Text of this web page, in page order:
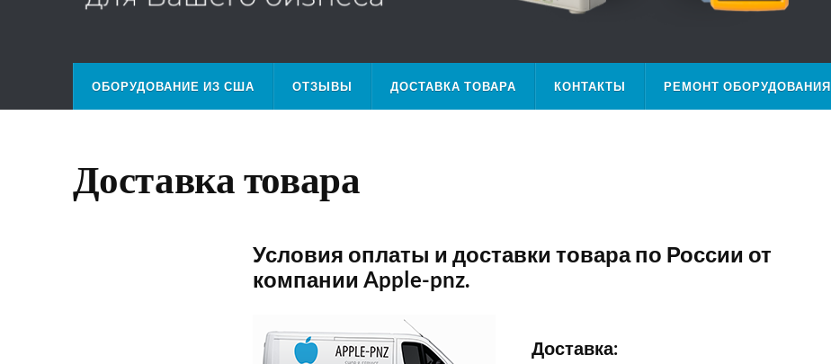
ОБОРУДОВАНИЕ ИЗ США ОТЗЫВЫ ДОСТАВКА ТОВАРА КОНТАКТЫ РЕМОНТ ОБОРУДОВАНИЯ
Доставка товара
Условия оплаты и доставки товара по России от
компании Apple-pnz.
Доставка: